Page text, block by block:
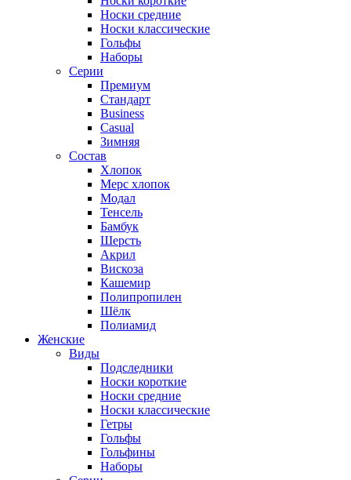
Носки средние
Носки классические
Гольфы
Наборы
Серии
Премиум
Стандарт
Business
Casual
Зимняя
Состав
Хлопок
Мерс хлопок
Модал
Тенсель
Бамбук
Шерсть
Акрил
Вискоза
Кашемир
Полипропилен
Шёлк
Полиамид
Женские
Виды
Подследники
Носки короткие
Носки средние
Носки классические
Гетры
Гольфы
Гольфины
Наборы